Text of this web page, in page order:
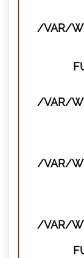
/VAR/
/VAR/
/VAR/
/VAR/